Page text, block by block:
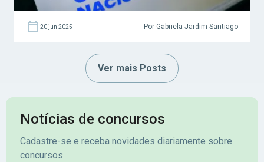
20 jun 2025 Por Gabriela Jardim Santiago
Ver mais Posts
Notícias de concursos
Cadastre-se e receba novidades diariamente sobre
concursos